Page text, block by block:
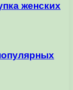
женских